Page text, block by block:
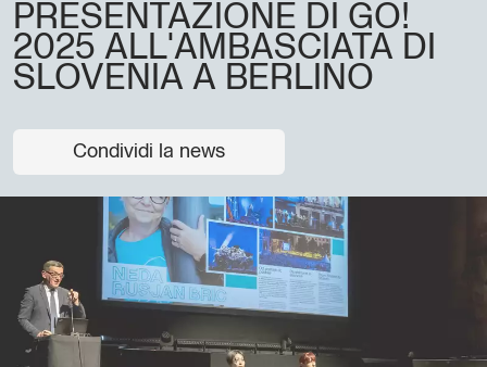
PRESENTAZIONE DI GO!
2025 ALL'AMBASCIATA DI
SLOVENIA A BERLINO
Condividi la news